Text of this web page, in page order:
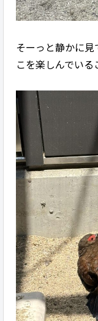
そーっと静かに
こを楽しんでい